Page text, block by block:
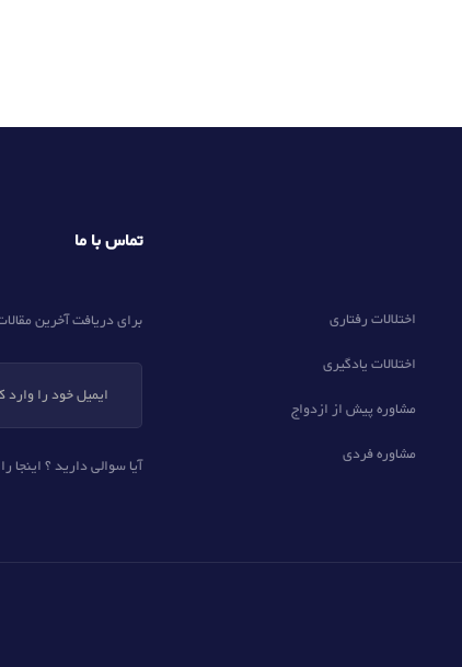
اختلالات رفتاری
اختلالات یادگیری
مشاوره پیش از ازدواج
مشاوره فردی
تماس با ما
برای دریافت آخرین
آیا سوالی دارید ؟ اینجا